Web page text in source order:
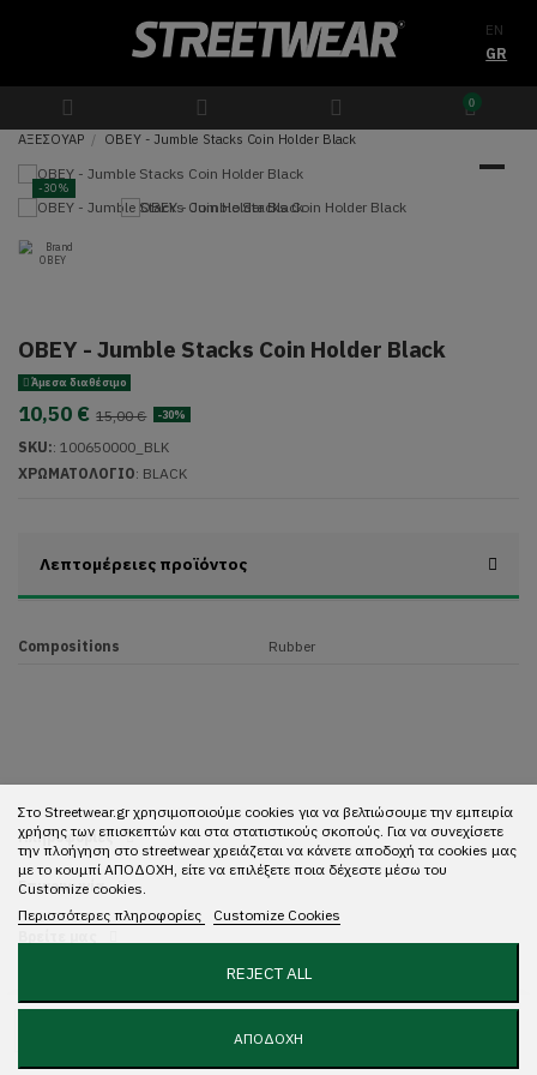
EN
GR
0
ΑΞΕΣΟΥΑΡ OBEY - Jumble Stacks Coin Holder Black
-30%
OBEY - Jumble Stacks Coin Holder Black
Άμεσα διαθέσιμο
10,50 € 15,00 € -30%
SKU:: 100650000_BLK
ΧΡΩΜΑΤΟΛΟΓΙΟ: BLACK
Λεπτομέρειες προϊόντος
Compositions Rubber
Πληροφορίες
Επικοινωνία
Στο Streetwear.gr χρησιμοποιούμε cookies για να βελτιώσουμε την εμπειρία
χρήσης των επισκεπτών και στα στατιστικούς σκοπούς. Για να συνεχίσετε
την πλοήγηση στο streetwear χρειάζεται να κάνετε αποδοχή τα cookies μας
με το κουμπί ΑΠΟΔΟΧΗ, είτε να επιλέξετε ποια δέχεστε μέσω του
Customize cookies.
Περισσότερες πληροφορίες
Customize Cookies
REJECT ALL
ΑΠΟΔΟΧΗ
GR.